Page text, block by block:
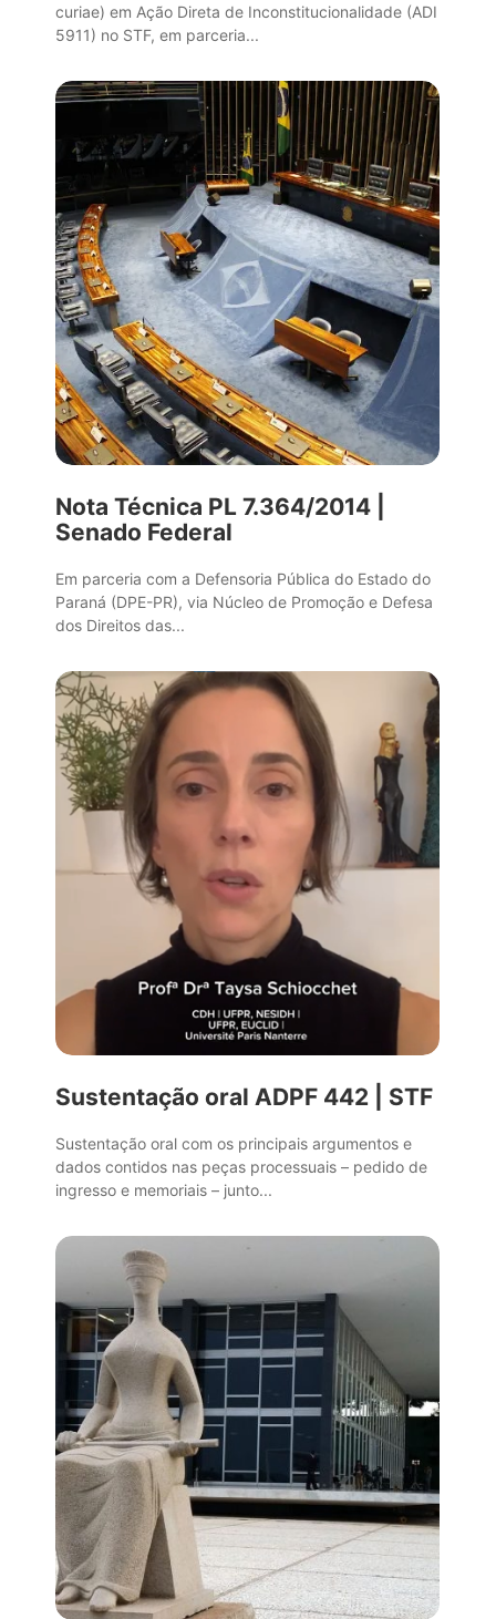
curiae) em Ação Direta de Inconstitucionalidade (ADI
5911) no STF, em parceria...
Nota Técnica PL 7.364/2014 |
Senado Federal
Em parceria com a Defensoria Pública do Estado do
Paraná (DPE-PR), via Núcleo de Promoção e Defesa
dos Direitos das...
Sustentação oral ADPF 442 | STF
Sustentação oral com os principais argumentos e
dados contidos nas peças processuais – pedido de
ingresso e memoriais – junto...